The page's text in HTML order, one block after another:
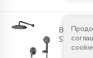
cookie.